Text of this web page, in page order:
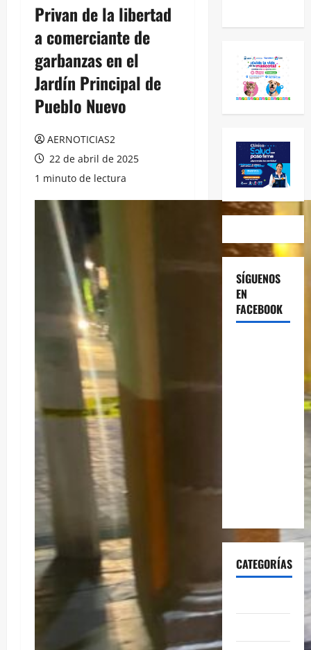
Privan de la libertad
a comerciante de
garbanzas en el
Jardín Principal de
Pueblo Nuevo
AERNOTICIAS2
22 de abril de 2025
1 minuto de lectura
SÍGUENOS
EN
FACEBOOK
CATEGORÍAS